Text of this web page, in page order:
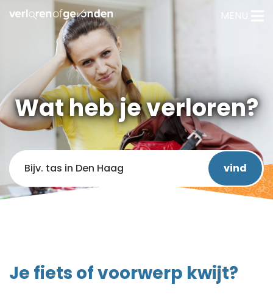
MENU
Wat heb je verloren?
Je fiets of voorwerp kwijt?